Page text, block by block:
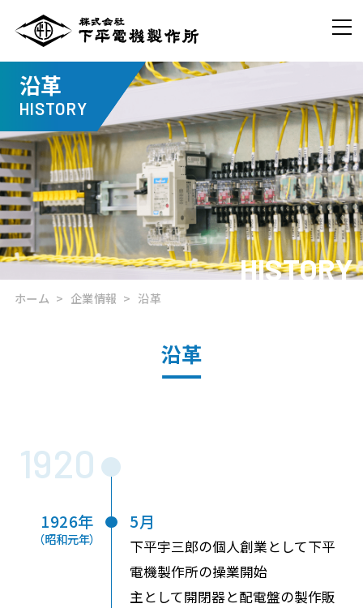
沿革
HISTORY
HISTORY
ホーム 企業情報 沿革
沿革
1920
1926年
（昭和元年）
5月
下平宇三郎の個人創業として下平
電機製作所の操業開始
主として開閉器と配電盤の製作販